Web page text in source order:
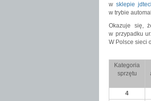
wsklepie
w trybie
Okazuje się,
w przypadku
W Polsce sieci
Kategoria
sprzętu
4